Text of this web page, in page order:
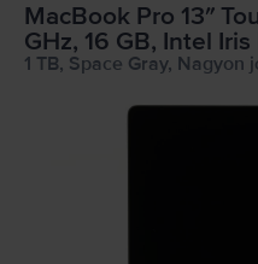
MacBook Pro 13″
GHz, 16 GB, Intel
1 TB, Space Gray, Nagyon